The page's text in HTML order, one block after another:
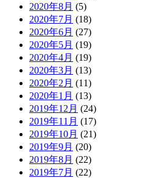
2020年8月 (5)
2020年7月 (18)
2020年6月 (27)
2020年5月 (19)
2020年4月 (19)
2020年3月 (13)
2020年2月 (11)
2020年1月 (13)
2019年12月 (24)
2019年11月 (17)
2019年10月 (21)
2019年9月 (20)
2019年8月 (22)
2019年7月 (22)